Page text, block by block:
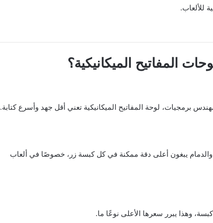
للألعاب.
المفاتيح الميكانيكية؟
برمجيات، لوحة المفاتيح الميكانيكية تعني أقل جهد وأسرع كتابة.
يبغون أعلى دقة ممكنة في كل كبسة زر، خصوصًا في ألعاب